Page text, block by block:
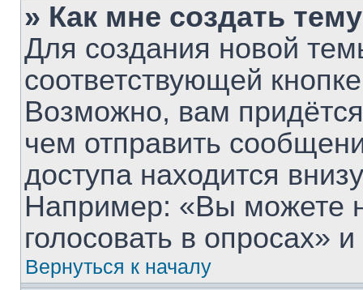
» Как мне создать
Для создания новой
соответствующей
Возможно, вам
чем отправить
доступа находится
Например: «Вы можете
голосовать в опросах» и
Вернуться к началу